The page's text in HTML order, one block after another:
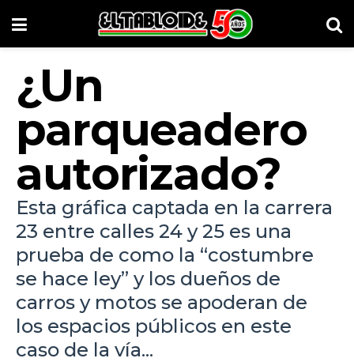
¿Un
parqueadero
autorizado?
Esta gráfica captada en la carrera
23 entre calles 24 y 25 es una
prueba de como la “costumbre
se hace ley” y los dueños de
carros y motos se apoderan de
los espacios públicos en este
caso de la vía...